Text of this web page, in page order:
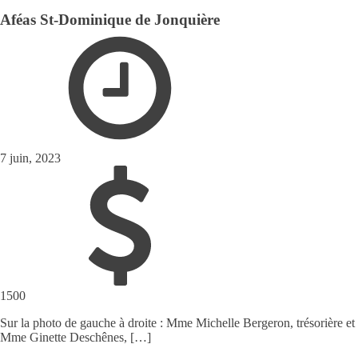
Aféas St-Dominique de Jonquière
7 juin, 2023
1500
Sur la photo de gauche à droite : Mme Michelle Bergeron, trésorière et
Mme Ginette Deschênes, […]